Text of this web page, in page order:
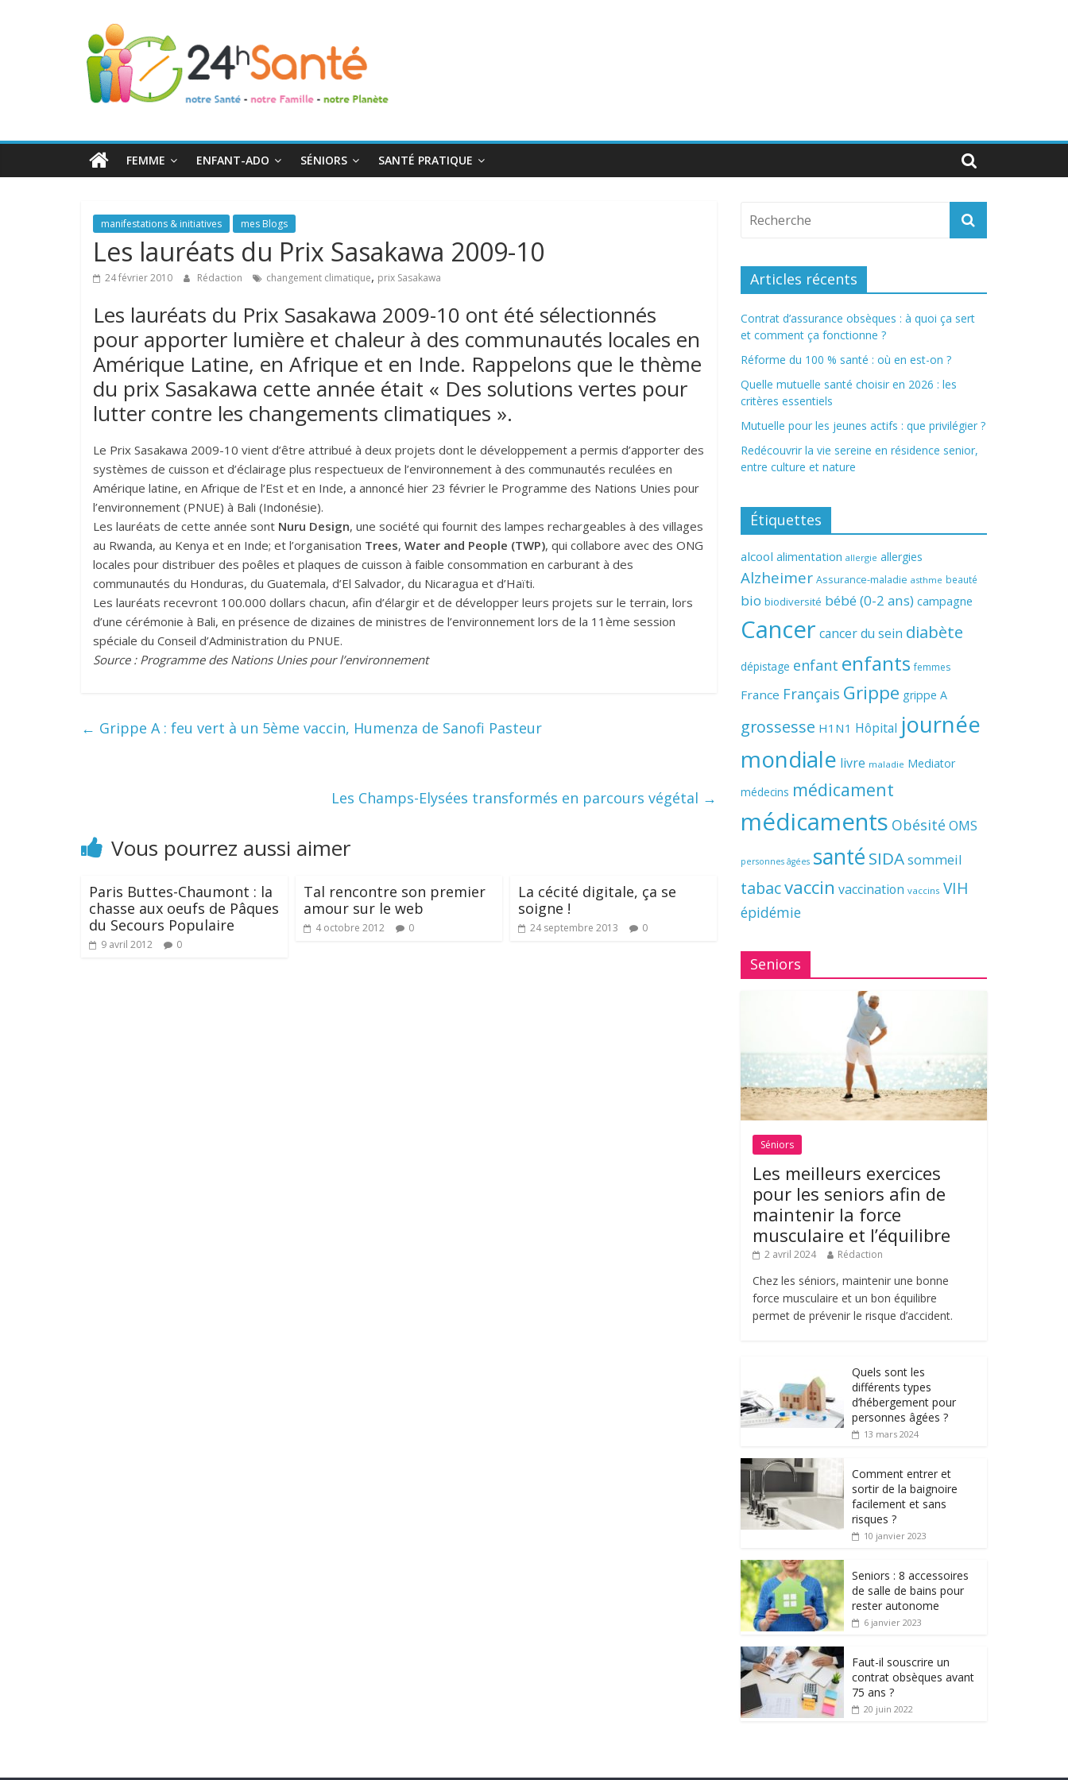
24h
Santé
toute
FEMME ENFANT-ADO SÉNIORS SANTÉ PRATIQUE
manifestations & initiatives mes Blogs
Les lauréats du Prix Sasakawa 2009-10
24 février 2010 Rédaction changement climatique, prix Sasakawa
Les lauréats du Prix Sasakawa 2009-10 ont été sélectionnés
pour apporter lumière et chaleur à des communautés locales en
Amérique Latine, en Afrique et en Inde. Rappelons que le thème
du prix Sasakawa cette année était « Des solutions vertes pour
lutter contre les changements climatiques ».
Le Prix Sasakawa 2009-10 vient d’être attribué à deux projets dont le développement a permis d’apporter des
systèmes de cuisson et d’éclairage plus respectueux de l’environnement à des communautés reculées en
Amérique latine, en Afrique de l’Est et en Inde, a annoncé hier 23 février le Programme des Nations Unies pour
l’environnement (PNUE) à Bali (Indonésie).
Les lauréats de cette année sont Nuru Design, une société qui fournit des lampes rechargeables à des villages
au Rwanda, au Kenya et en Inde; et l’organisation Trees, Water and People (TWP), qui collabore avec des ONG
locales pour distribuer des poêles et plaques de cuisson à faible consommation en carburant à des
communautés du Honduras, du Guatemala, d’El Salvador, du Nicaragua et d’Haïti.
Les lauréats recevront 100.000 dollars chacun, afin d’élargir et de développer leurs projets sur le terrain, lors
d’une cérémonie à Bali, en présence de dizaines de ministres de l’environnement lors de la 11ème session
spéciale du Conseil d’Administration du PNUE.
Source : Programme des Nations Unies pour l’environnement
← Grippe A : feu vert à un 5ème vaccin, Humenza de Sanofi Pasteur
Les Champs-Elysées transformés en parcours végétal →
Vous pourrez aussi aimer
Paris Buttes-Chaumont : la
chasse aux oeufs de Pâques
du Secours Populaire
9 avril 2012 0
Tal rencontre son premier
amour sur le web
4 octobre 2012 0
La cécité digitale, ça se
soigne !
24 septembre 2013 0
Articles récents
Contrat d’assurance obsèques : à quoi ça sert
et comment ça fonctionne ?
Réforme du 100 % santé : où en est-on ?
Quelle mutuelle santé choisir en 2026 : les
critères essentiels
Mutuelle pour les jeunes actifs : que privilégier ?
Redécouvrir la vie sereine en résidence senior,
entre culture et nature
Étiquettes
alcool alimentation allergie allergies
Alzheimer Assurance-maladie asthme beauté
bio biodiversité bébé (0-2 ans) campagne
Cancer cancer du sein diabète
dépistage enfant enfants femmes
France Français Grippe grippe A
grossesse H1N1 Hôpital journée
mondiale livre maladie Mediator
médecins médicament
médicaments Obésité OMS
personnes âgées santé SIDAsommeil
tabacvaccin vaccination vaccins VIH
épidémie
Seniors
Séniors
Les meilleurs exercices
pour les seniors afin de
maintenir la force
musculaire et l’équilibre
2 avril 2024 Rédaction
Chez les séniors, maintenir une bonne
force musculaire et un bon équilibre
permet de prévenir le risque d’accident.
Quels sont les
différents types
d’hébergement pour
personnes âgées ?
13 mars 2024
Comment entrer et
sortir de la baignoire
facilement et sans
risques ?
10 janvier 2023
Seniors : 8 accessoires
de salle de bains pour
rester autonome
6 janvier 2023
Faut-il souscrire un
contrat obsèques avant
75 ans ?
20 juin 2022